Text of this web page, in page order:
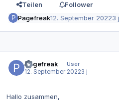
Teilen
Follower
Pagefreak12. September 20223 j
Pagefreak
User
12. September 20223 j
Hallo zusammen,